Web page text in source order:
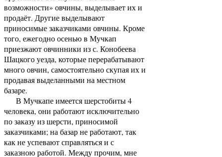
возможности» овчины, выделывает их и
продаёт. Другие выделывают
приносимые заказчиками овчины. Кроме
того, ежегодно осенью в Мучкап
приезжают овчинники из с. Конобеева
Шацкого уезда, которые перерабатывают
много овчин, самостоятельно скупая их и
продавая выделанными на местном
базаре.
В Мучкапе имеется шерстобиты 4
человека, они работают исключительно
по заказу из шерсти, приносимой
заказчиками; на базар не работают, так
как не успевают справляться и с
заказною работой. Между прочим, мне